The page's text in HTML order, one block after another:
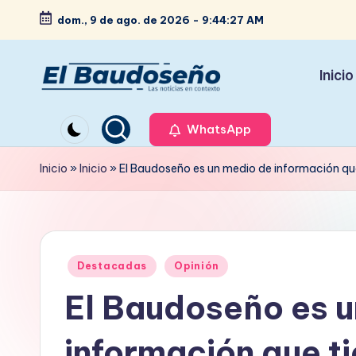
Saltar
contenido
dom., 9 de ago. de 2026 - 9:44:28 AM
e
ri
d
noticias
en
contexto
Inicio
WhatsApp
Inicio »Inicio »El Baudoseño es un medio de información
Publicado
Destacadas Opinión
El Baudoseño es